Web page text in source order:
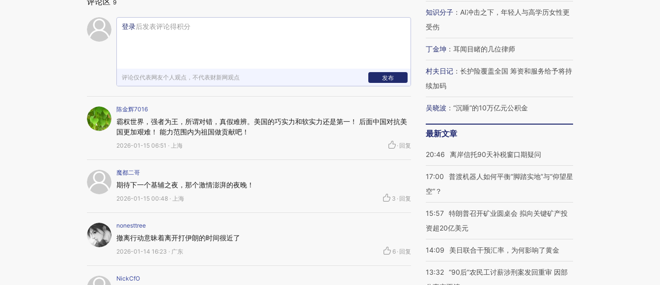
9
登录后发表评论得积分
评论仅代表网友个人观点，不代表财新网观点 发布
陈金辉7016
霸权世界，强者为王，所谓对错，真假难辨。美国的巧实力和软实力还是第一！ 后面中国对抗美
国更加艰难！ 能力范围内为祖国做贡献吧！
2026-01-15 06:51 · 上海 · 回复
魔都二哥
期待下一个基辅之夜，那个激情澎湃的夜晚！
2026-01-15 00:48 · 上海 3 · 回复
nonesttree
撤离行动意昧着离开打伊朗的时间很近了
2026-01-14 16:23 · 广东 6 · 回复
NickCfO
知识分子 ： AI冲击之下，年轻人与高学历女性更
受伤
丁金坤 ： 耳闻目睹的几位律师
村夫日记 ： 长护险覆盖全国 筹资和服务给予将持
续加码
吴晓波 ： “沉睡”的10万亿元公积金
最新文章
20:46 离岸信托90天补税窗口期疑问
17:00
普渡机器人如何平衡“脚踏实地”与“仰望星
空”？
15:57 特朗普召开矿业圆桌会 拟向关键矿产投
资超20亿美元
14:09 美日联合干预汇率，为何影响了黄金
13:32 “90后”农民工讨薪涉刑案发回重审 因部